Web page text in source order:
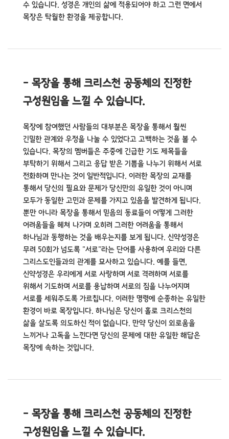
수 있습니다. 성경은 개인의 삶에 적용되어야 하고 그런 면에서
목장은 탁월한 환경을 제공합니다.
- 목장을 통해 크리스천 공동체의 진정한
구성원임을 느낄 수 있습니다.
목장에 참여했던 사람들의 대부분은 목장을 통해서 훨씬
긴밀한 관계와 우정을 나눌 수 있었다고 고백하는 것을 볼 수
있습니다. 목장의 멤버들은 주중에 긴급한 기도 제목들을
부탁하기 위해서 그리고 응답 받은 기쁨을 나누기 위해서 서로
전화하며 만나는 것이 일반적입니다. 이러한 목장의 교재를
통해서 당신의 필요와 문제가 당신만의 유일한 것이 아니며
모두가 동일한 고민과 문제를 가지고 있음을 발견하게 됩니다.
뿐만 아니라 목장을 통해서 믿음의 동료들이 어떻게 그러한
어려움들을 헤쳐 나가며 오히려 그러한 어려움을 통해서
하나님과 동행하는 것을 배우는지를 보게 됩니다. 신약성경은
무려 50회가 넘도록 "서로"라는 단어를 사용하여 우리와 다른
그리스도인들과의 관계를 묘사하고 있습니다. 예를 들면,
신약성경은 우리에게 서로 사랑하며 서로 격려하며 서로를
위해서 기도하며 서로를 용납하며 서로의 짐을 나누어지며
서로를 세워주도록 가르칩니다. 이러한 명령에 순종하는 유일한
환경이 바로 목장입니다. 하나님은 당신이 홀로 크리스천의
삶을 살도록 의도하신 적이 없습니다. 만약 당신이 외로움을
느끼거나 고독을 느낀다면 당신의 문제에 대한 유일한 해답은
목장에 속하는 것입니다.
- 목장을 통해 크리스천 공동체의 진정한
구성원임을 느낄 수 있습니다.